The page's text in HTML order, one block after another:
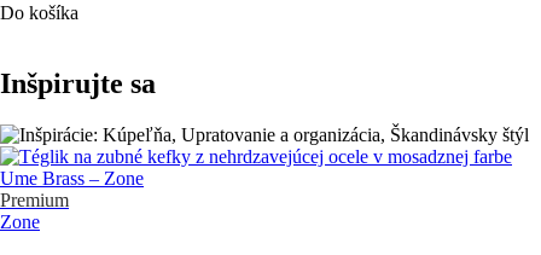
Do košíka
Inšpirujte sa
Premium
Zone